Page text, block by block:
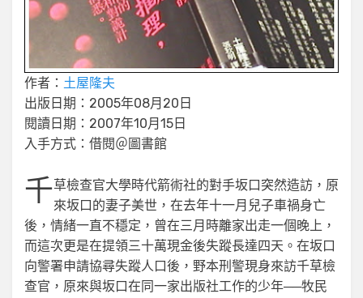
作者： 土屋隆夫
出版日期：2005年08月20日
閱讀日期：2007年10月15日
入手方式：借閱＠圖書館
千草檢查官大學時代箭術社的對手坂口突然造訪，原
來坂口的妻子美世，在去年十一月兒子車禍身亡
後，情緒一直不穩定，曾在三月時離家出走一個晚上，
而這次更是在提領三十萬現金後失蹤長達四天。在坂口
向警署申請協尋失蹤人口後，野本刑警現身來訪千草檢
查官，原來與坂口在同一家出版社工作的少年──牧民